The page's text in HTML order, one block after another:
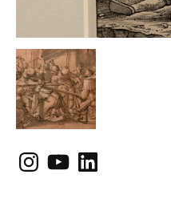
Instagram
YouTubeLinkedIn